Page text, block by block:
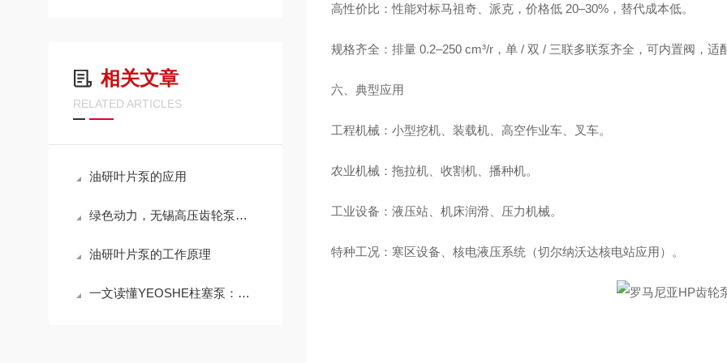
相关文章
RELATED ARTICLES
油研叶片泵的应用
绿色动力，无锡高压齿轮泵：能效与环保的双重飞跃
油研叶片泵的工作原理
一文读懂YEOSHE柱塞泵：结构特点与工业场景应用
高性价比：性能对标马祖奇、派克，价格低 20–30%，替代成本低。
规格齐全：排量 0.2–250 cm³/r，单 / 双 / 三联多联泵齐全，可内置阀，适
六、典型应用
工程机械：小型挖机、装载机、高空作业车、叉车。
农业机械：拖拉机、收割机、播种机。
工业设备：液压站、机床润滑、压力机械。
特种工况：寒区设备、核电液压系统（切尔纳沃达核电站应用）。